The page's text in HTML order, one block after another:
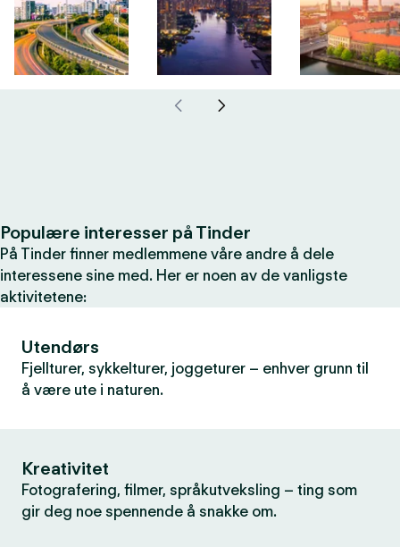
Populære interesser på Tinder
På Tinder finner medlemmene våre andre å dele
interessene sine med. Her er noen av de vanligste
aktivitetene:
Utendørs
Fjellturer, sykkelturer, joggeturer – enhver grunn til
å være ute i naturen.
Kreativitet
Fotografering, filmer, språkutveksling – ting som
gir deg noe spennende å snakke om.